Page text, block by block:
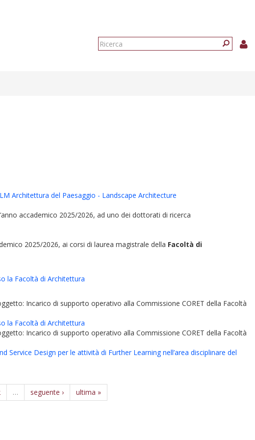
Form
Architettura del Paesaggio - Landscape Architecture
accademico 2025/2026, ad uno dei dottorati di ricerca
2025/2026, ai corsi di laurea magistrale della Facoltà di
la Facoltà di Architettura
Incarico di supporto operativo alla Commissione CORET della Facoltà
la Facoltà di Architettura
Incarico di supporto operativo alla Commissione CORET della Facoltà
Design per le attività di Further Learning nell’area disciplinare del
… seguente › ultima »